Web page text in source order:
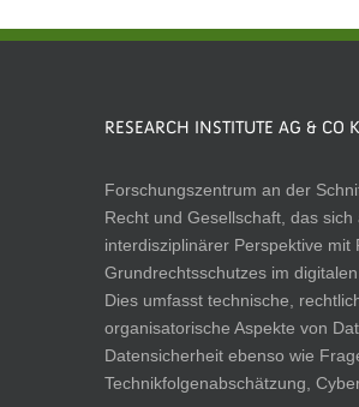
RESEARCH INSTITUTE AG & CO
Forschungszentrum an der
Recht und Gesellschaft, das sich
interdisziplinärer Perspektive mit
Grundrechtsschutzes im
Dies umfasst technische,
organisatorische Aspekte von
Datensicherheit ebenso wie
Technikfolgenabschätzung,